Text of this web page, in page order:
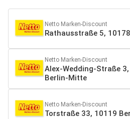
Netto Marken-Discount
Rathausstraße 5,
Netto Marken-Discount
Alex-Wedding-Straße
Berlin-Mitte
Netto Marken-Discount
Torstraße 33, 10119